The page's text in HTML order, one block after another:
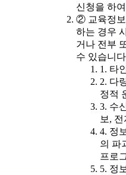
신청을 하
② 교육정보
하는 경우
거나 전부
수 있습니
1. 타
2. 다
정적
3. 수
보,
4. 정
의 파
프로
5. 정